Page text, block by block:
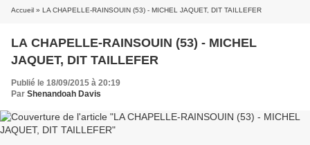
Accueil » LA CHAPELLE-RAINSOUIN (53) - MICHEL JAQUET, DIT TAILLEFER
LA CHAPELLE-RAINSOUIN (53) - MICHEL
JAQUET, DIT TAILLEFER
Publié le 18/09/2015 à 20:19
Par Shenandoah Davis